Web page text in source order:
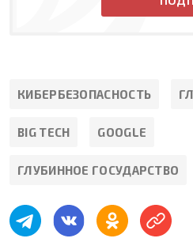
КИБЕРБЕЗОПАСНОСТЬ
BIG TECH GOOGLE
ГЛУБИННОЕ ГОСУДАРСТВО